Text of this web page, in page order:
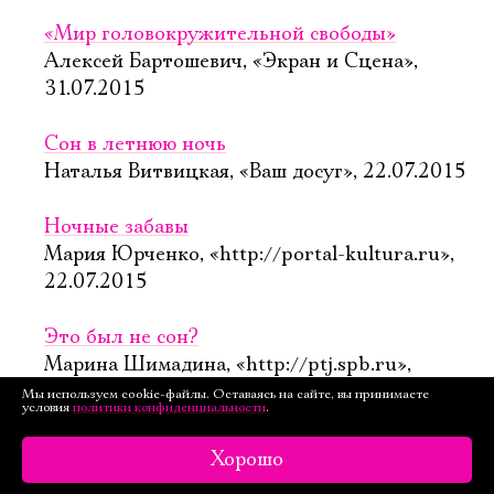
«Мир головокружительной свободы»
Алексей Бартошевич, «Экран и Сцена»,
31.07.2015
Сон в летнюю ночь
Наталья Витвицкая, «Ваш досуг», 22.07.2015
Ночные забавы
Мария Юрченко, «http://portal-kultura.ru»,
22.07.2015
Это был не сон?
Марина Шимадина, «http://ptj.spb.ru»,
20.07.2015
Балканское барокко
Павел Руднев, «www.teatrall.ru», 4.07.2015
Мы используем cookie-файлы. Оставаясь на сайте, вы принимаете
условия политики конфиденциальности.
Хорошо